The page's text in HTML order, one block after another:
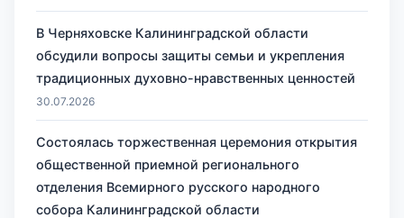
В Черняховске Калининградской области
обсудили вопросы защиты семьи и укрепления
традиционных духовно-нравственных ценностей
30.07.2026
Состоялась торжественная церемония открытия
общественной приемной регионального
отделения Всемирного русского народного
собора Калининградской области